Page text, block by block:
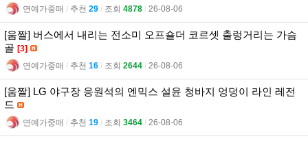
연예가중매 l 추천 29 l 조회 4878 l 26-08-06
[움짤] 버스에서 내리는 전소미 오프숄더 코르셋 출렁거리는 가슴
골 [3]
연예가중매 l 추천 16 l 조회 2644 l 26-08-06
[움짤] LG 야구장 응원석의 엔믹스 설윤 청바지 엉덩이 라인 레전
드
연예가중매 l 추천 19 l 조회 3464 l 26-08-06